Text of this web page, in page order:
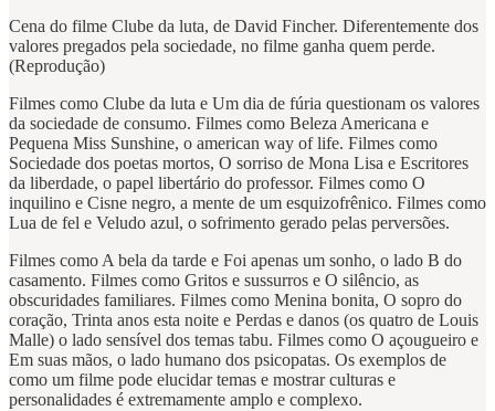
Cena do filme Clube da luta, de David Fincher. Diferentemente dos
valores pregados pela sociedade, no filme ganha quem perde.
(Reprodução)
Filmes como Clube da luta e Um dia de fúria questionam os valores
da sociedade de consumo. Filmes como Beleza Americana e
Pequena Miss Sunshine, o american way of life. Filmes como
Sociedade dos poetas mortos, O sorriso de Mona Lisa e Escritores
da liberdade, o papel libertário do professor. Filmes como O
inquilino e Cisne negro, a mente de um esquizofrênico. Filmes como
Lua de fel e Veludo azul, o sofrimento gerado pelas perversões.
Filmes como A bela da tarde e Foi apenas um sonho, o lado B do
casamento. Filmes como Gritos e sussurros e O silêncio, as
obscuridades familiares. Filmes como Menina bonita, O sopro do
coração, Trinta anos esta noite e Perdas e danos (os quatro de Louis
Malle) o lado sensível dos temas tabu. Filmes como O açougueiro e
Em suas mãos, o lado humano dos psicopatas. Os exemplos de
como um filme pode elucidar temas e mostrar culturas e
personalidades é extremamente amplo e complexo.